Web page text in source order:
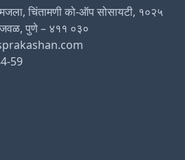
चिंतामणी को-ऑप सोसायटी, १०२५
पुणे – ४११ ०३०
59